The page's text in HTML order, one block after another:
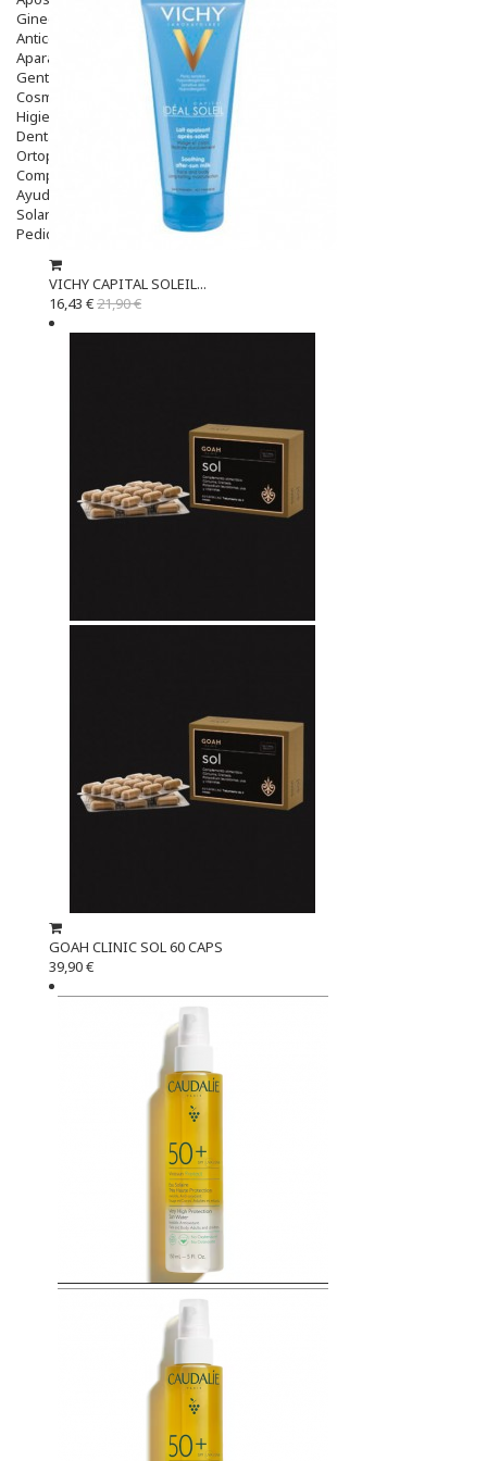
Ginecología
Anticonceptivos
Aparato Genital
Gente Mayor
Cosmética
Higiene
Dentales
Ortopedia
Complementos Nutricionales.
Ayudas
Solares
Pedido express
VICHY CAPITAL SOLEIL...
16,43 €21,90 €
GOAH CLINIC SOL 60 CAPS
39,90 €